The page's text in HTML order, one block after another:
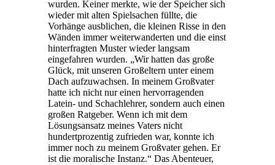
wurden. Keiner merkte, wie der Speicher sich
wieder mit alten Spielsachen füllte, die
Vorhänge ausblichen, die kleinen Risse in den
Wänden immer weiterwanderten und die einst
hinterfragten Muster wieder langsam
eingefahren wurden. „Wir hatten das große
Glück, mit unseren Großeltern unter einem
Dach aufzuwachsen. In meinem Großvater
hatte ich nicht nur einen hervorragenden
Latein- und Schachlehrer, sondern auch einen
großen Ratgeber. Wenn ich mit dem
Lösungsansatz meines Vaters nicht
hundertprozentig zufrieden war, konnte ich
immer noch zu meinem Großvater gehen. Er
ist die moralische Instanz.“ Das Abenteuer,